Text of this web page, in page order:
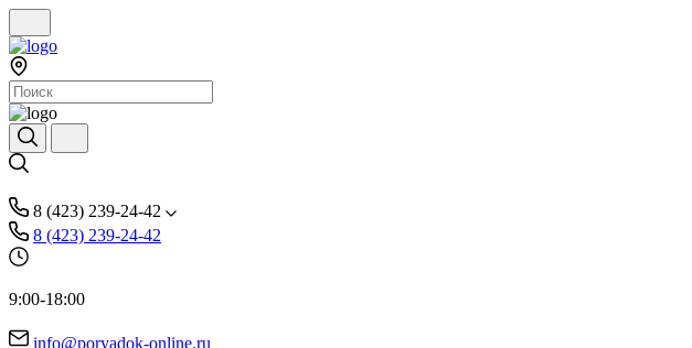
8 (423) 239-24-42
8 (423) 239-24-42
9:00-18:00
info@poryadok-online.ru